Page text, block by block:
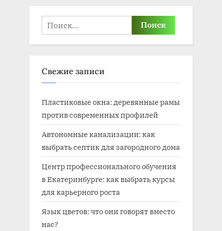
п
и
с
:
Найти:
Свежие записи
Пластиковые окна: деревянные рамы
против современных профилей
Автономные канализации: как
выбрать септик для загородного дома
Центр профессионального обучения
в Екатеринбурге: как выбрать курсы
для карьерного роста
Язык цветов: что они говорят вместо
нас?